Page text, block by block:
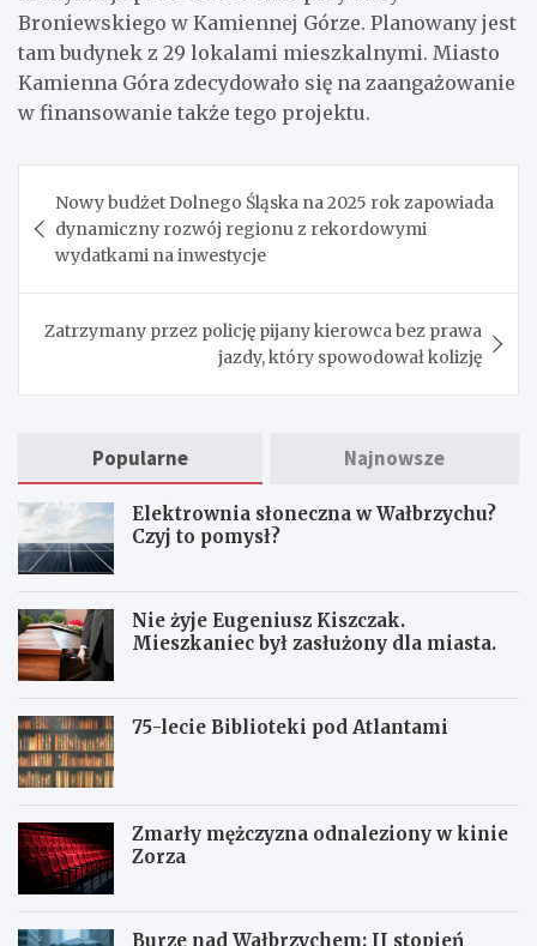
Broniewskiego w Kamiennej Górze. Planowany jest
tam budynek z 29 lokalami mieszkalnymi. Miasto
Kamienna Góra zdecydowało się na zaangażowanie
w finansowanie także tego projektu.
wpisu
Nowy budżet Dolnego Śląska na 2025 rok zapowiada
dynamiczny rozwój regionu z rekordowymi
wydatkami na inwestycje
Zatrzymany przez policję pijany kierowca bez prawa
jazdy, który spowodował kolizję
Popularne Najnowsze
Elektrownia słoneczna w Wałbrzychu?
Czyj to pomysł?
Nie żyje Eugeniusz Kiszczak.
Mieszkaniec był zasłużony dla miasta.
75-lecie Biblioteki pod Atlantami
Zmarły mężczyzna odnaleziony w kinie
Zorza
Burze nad Wałbrzychem: II stopień